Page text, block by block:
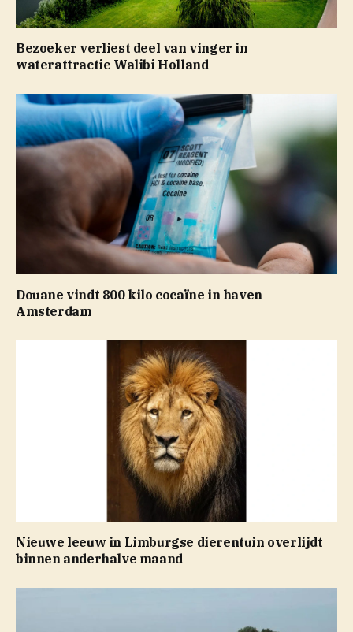
Bezoeker verliest deel van vinger in
waterattractie Walibi Holland
Douane vindt 800 kilo cocaïne in haven
Amsterdam
Nieuwe leeuw in Limburgse dierentuin overlijdt
binnen anderhalve maand